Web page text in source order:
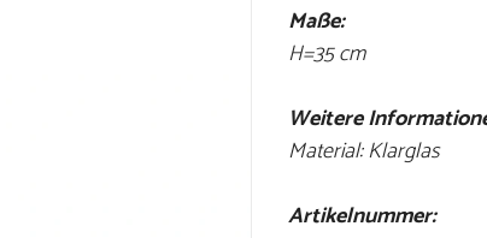
Maße:
H=35 cm
Weitere
Material: Klarglas
Artikelnummer: